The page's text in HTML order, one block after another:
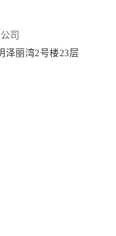
司
泽丽湾2号楼23层